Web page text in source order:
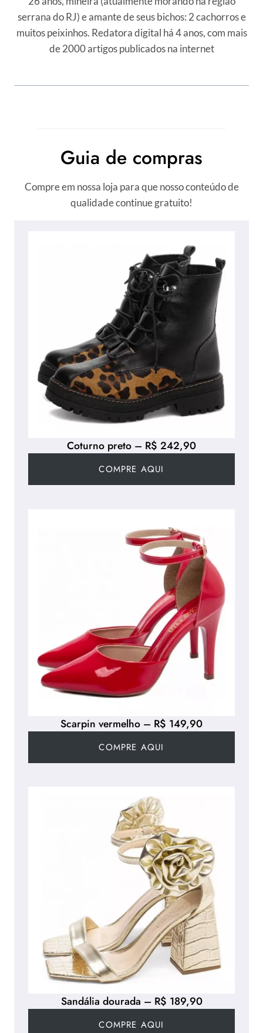
serrana do RJ) e amante de seus bichos: 2 cachorros e
muitos peixinhos. Redatora digital há 4 anos, com mais
de 2000 artigos publicados na internet
Guia de compras
Compre em nossa loja para que nosso conteúdo de
qualidade continue gratuito!
Sandália dourada – R$ 189,90
COMPRE AQUI
Coturno preto – R$ 242,90
COMPRE AQUI
Scarpin vermelho – R$ 149,90
COMPRE AQUI